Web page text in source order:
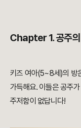
Chapter 1. 공주의
키즈 여아(5~8세)의 방
가득해요. 이들은 공주
주저함이 없답니다!